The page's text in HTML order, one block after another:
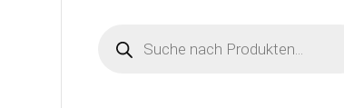
search